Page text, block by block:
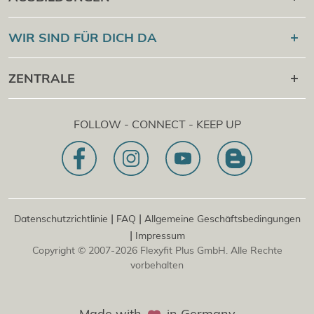
Online Campus
Cert Check
Flexyfit
Sport Academy
Flexyfit Massage Academy
Flexyfit®Beauty Academy
WIR SIND FÜR DICH DA
+43 1 997 27 38
[email protected]
Beratungs- & Onlineanfrage
Unser Leitbild
ZENTRALE
1030 | Österreich
Dietrichgasse 27 E.EG2
Zweigstelle | DE
Konrad-Zuse-Platz 8
FOLLOW - CONNECT - KEEP UP
Datenschutzrichtlinie | FAQ | Allgemeine Geschäftsbedingungen
| Impressum
Copyright © 2007-2026 Flexyfit Plus GmbH. Alle Rechte
vorbehalten